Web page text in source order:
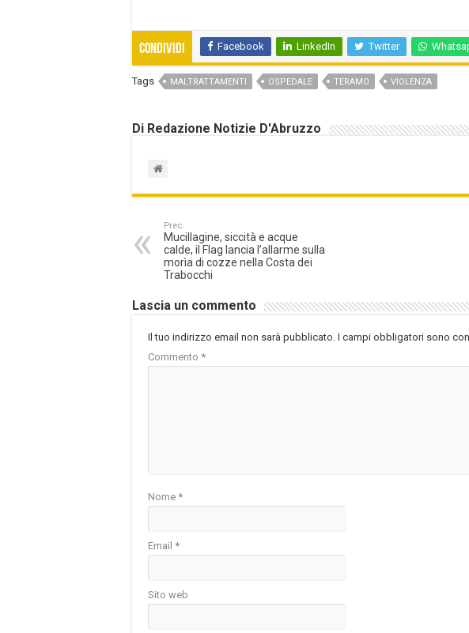
Condividi Facebook LinkedIn Twitter
Tags MALTRATTAMENTI OSPEDALE TERAMO VIOLENZA
Di Redazione Notizie D'Abruzzo
Prec.
Mucillagine, siccità e acque
calde, il Flag lancia l’allarme sulla
morìa di cozze nella Costa dei
Trabocchi
Lascia un commento
Il tuo indirizzo email non sarà pubblicato. I campi obbligatori sono
Commento *
Nome *
Email *
Sito web